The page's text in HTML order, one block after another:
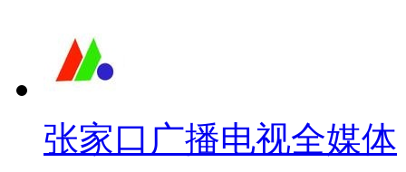
张家口广播电视全媒体